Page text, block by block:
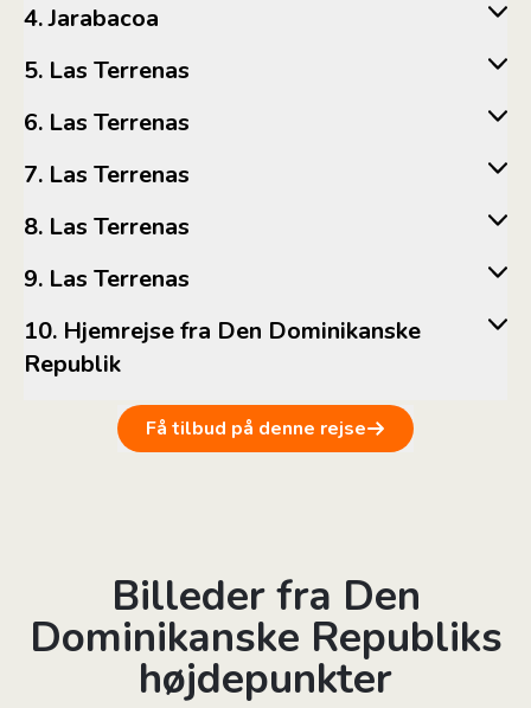
4. Jarabacoa
5. Las Terrenas
6. Las Terrenas
7. Las Terrenas
8. Las Terrenas
9. Las Terrenas
10. Hjemrejse fra Den Dominikanske
Republik
Få tilbud på denne rejse
Billeder fra Den
Dominikanske Republiks
højdepunkter